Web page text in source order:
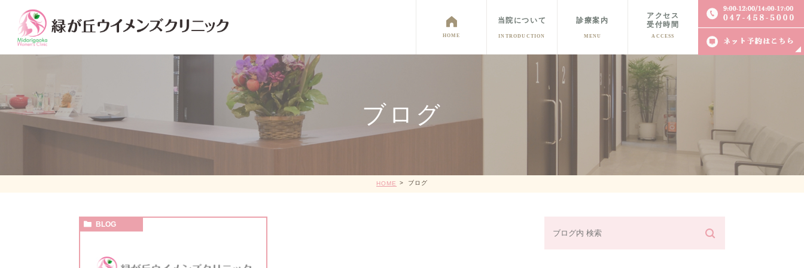
HOME
当院について
INTRODUCTION
診療案内
MENU
乳がん検診 妊婦健診 ピル・月経移動・避妊法 中絶相談・母体保護手術
不妊症相談
更年期相談
ブライダルチェック 予防接種 その他診療
アクセス
受付時間
ACCESS
ブログ
HOME ブログ
BLOG